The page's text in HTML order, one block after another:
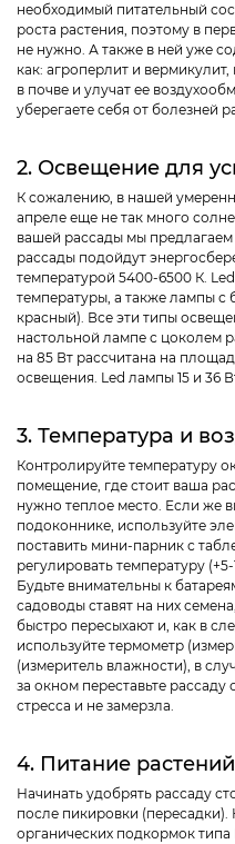
необходимый питательный
роста растения, поэтому в
не нужно. А также в ней уже
как: агроперлит и
в почве и улучат ее
уберегаете себя от болезней
2. Освещение для
К сожалению, в нашей
апреле еще не так много
вашей рассады мы
рассады подойдут
температурой 5400-6500 К.
температуры, а также лампы
красный). Все эти типы
настольной лампе с цоколем
на 85 Вт рассчитана на
освещения. Led лампы 15 и 36
3. Температура и
Контролируйте температуру
помещение, где стоит ваша
нужно теплое место. Если же
подоконнике, используйте
поставить мини-парник с
регулировать температуру
Будьте внимательны к
садоводы ставят на них
быстро пересыхают и, как в
используйте термометр
(измеритель влажности), в
за окном переставьте
стресса и не замерзла.
4. Питание растений
Начинать удобрять рассаду
после пикировки
органических подкормок